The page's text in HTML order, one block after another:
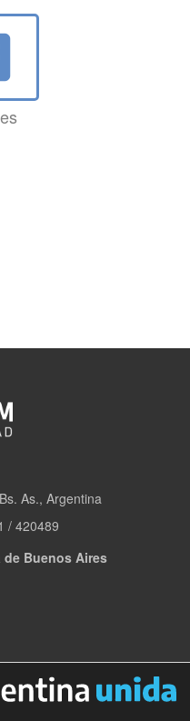
As., Argentina
/ 420489
de Buenos Aires